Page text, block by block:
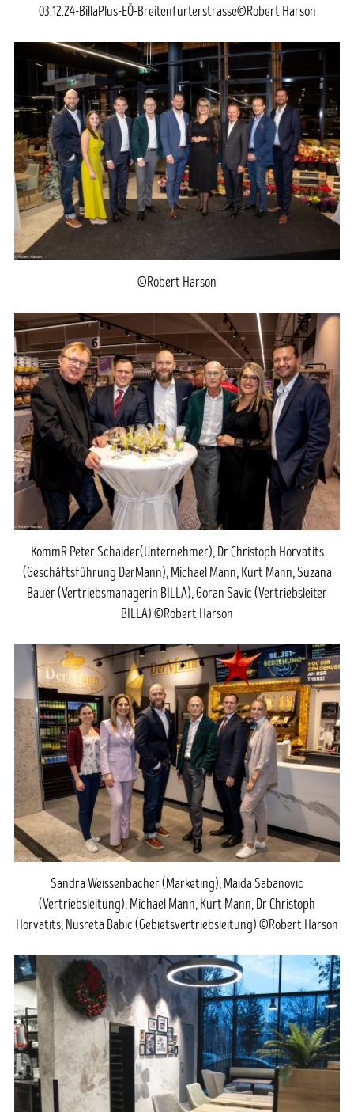
03.12.24-BillaPlus-EÖ-Breitenfurterstrasse©Robert Harson
©Robert Harson
KommR Peter Schaider(Unternehmer), Dr Christoph Horvatits
(Geschäftsführung DerMann), Michael Mann, Kurt Mann, Suzana
Bauer (Vertriebsmanagerin BILLA), Goran Savic (Vertriebsleiter
BILLA) ©Robert Harson
Sandra Weissenbacher (Marketing), Maida Sabanovic
(Vertriebsleitung), Michael Mann, Kurt Mann, Dr Christoph
Horvatits, Nusreta Babic (Gebietsvertriebsleitung) ©Robert Harson